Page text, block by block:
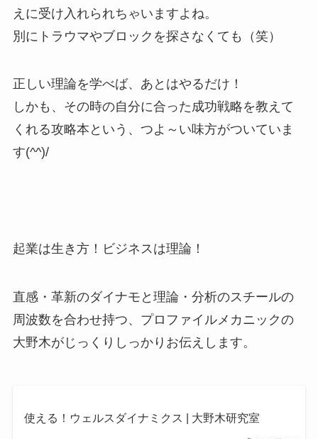
えに受け入れられちゃいますよね。
別にトラウマやブロックを探さなくても（笑）
正しい理論を学べば、あとはやるだけ！
しかも、その時の自分に合った成功戦略を教えて
くれる攻略本という、つよ～い味方がついていま
す(^^)/
起業は生き方！ビジネスは理論！
直感・革新のダイナモと理論・分析のスチールの
周波数を合わせ持つ、プロファイルメカニックの
大野木がじっくりしっかりお伝えします。
使える！ウェルスダイナミクス | 大野木研究室